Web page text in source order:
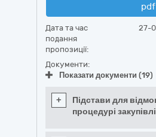
pdf
Дата та час
подання
пропозиції:
27-
Документи:
Показати документи (19)
+
Підстави для
процедурі закупівлі